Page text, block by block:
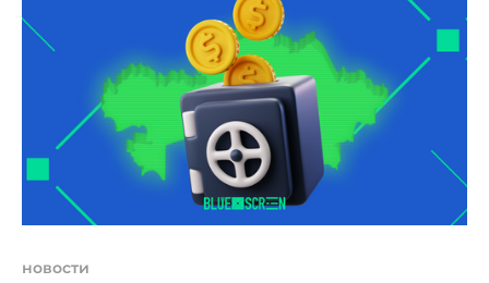
стандартов информационной безопасности
платежных карт PCI DSS и системы передачи
информации и платежей SWIFT CSP. *
"Прохождение очередного аудита
подтверждает
новости